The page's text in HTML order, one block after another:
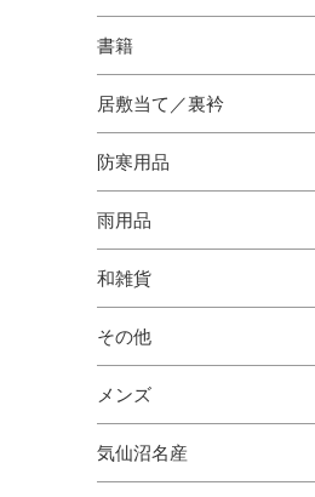
書籍
居敷当て／裏衿
防寒用品
雨用品
和雑貨
その他
メンズ
気仙沼名産